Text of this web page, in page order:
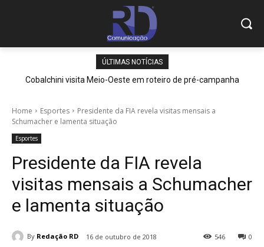
ÚLTIMAS NOTÍCIAS
Cobalchini visita Meio-Oeste em roteiro de pré-campanha
Home Esportes
Presidente da FIA revela visitas mensais a
Schumacher e lamenta situação
Esportes
Presidente da FIA revela
visitas mensais a Schumacher
e lamenta situação
By Redação RD 16 de outubro de 2018 0
546